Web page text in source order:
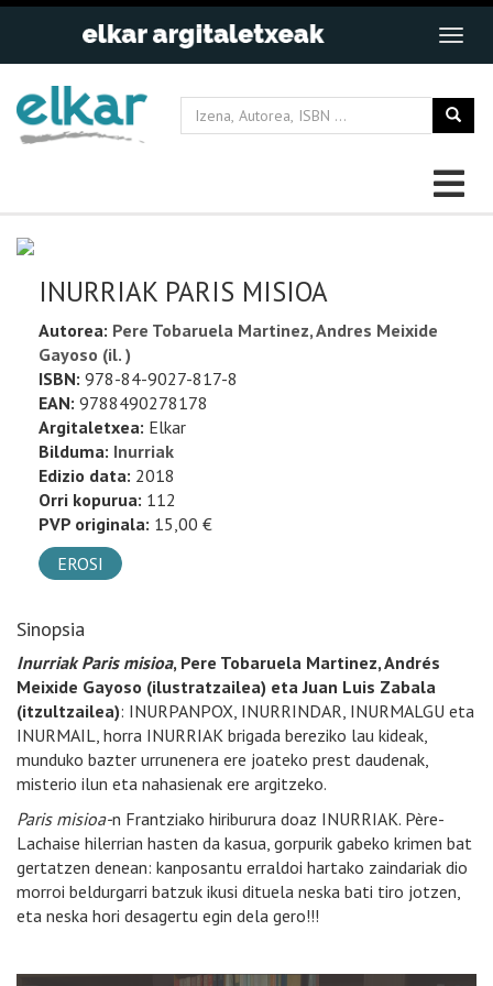
INURRIAK PARIS MISIOA
Autorea: Pere Tobaruela Martinez, Andres Meixide
Gayoso (il. )
ISBN: 978-84-9027-817-8
EAN: 9788490278178
Argitaletxea: Elkar
Bilduma: Inurriak
Edizio data: 2018
Orri kopurua: 112
PVP originala: 15,00 €
EROSI
Sinopsia
Inurriak Paris misioa, Pere Tobaruela Martinez, Andrés
Meixide Gayoso (ilustratzailea) eta Juan Luis Zabala
(itzultzailea): INURPANPOX, INURRINDAR, INURMALGU eta
INURMAIL, horra INURRIAK brigada bereziko lau kideak,
munduko bazter urrunenera ere joateko prest daudenak,
misterio ilun eta nahasienak ere argitzeko.
Paris misioa-n Frantziako hiriburura doaz INURRIAK. Père-
Lachaise hilerrian hasten da kasua, gorpurik gabeko krimen bat
gertatzen denean: kanposantu erraldoi hartako zaindariak dio
morroi beldurgarri batzuk ikusi dituela neska bati tiro jotzen,
eta neska hori desagertu egin dela gero!!!